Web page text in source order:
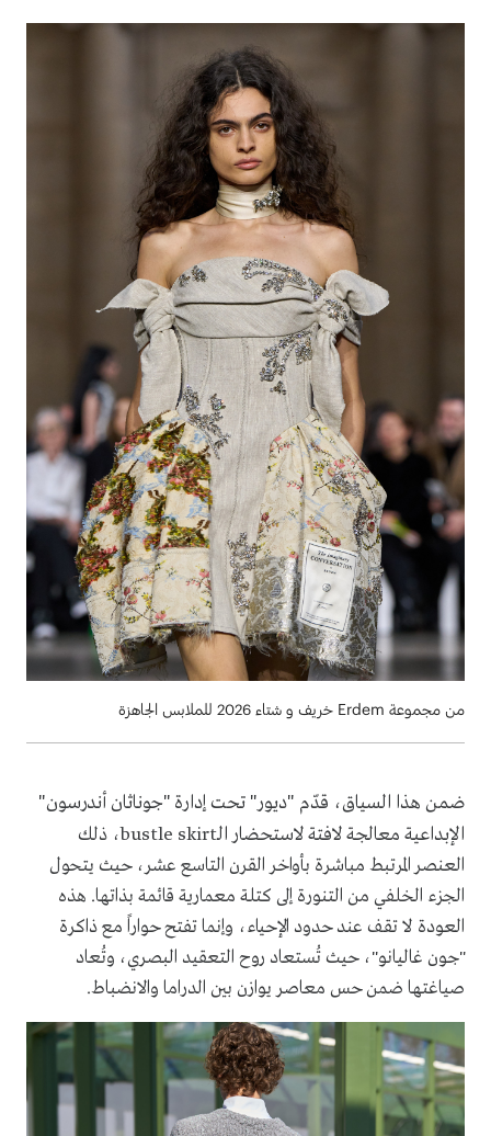
من مجموعة Erdem خريف و شتاء 2026 للملابس الجاهزة
ضمن هذا السياق، قدّم "ديور" تحت إدارة "جوناثان أندرسون"
الإبداعية معالجة لافتة لاستحضار الـ
bustle skirt، ذلك
العنصر المرتبط مباشرة بأواخر القرن التاسع عشر، حيث يتحول
الجزء الخلفي من التنورة إلى كتلة معمارية قائمة بذاتها. هذه
العودة لا تقف عند حدود الإحياء، وإنما تفتح حواراً مع ذاكرة
"جون غاليانو"، حيث تُستعاد روح التعقيد البصري، وتُعاد
صياغتها ضمن حس معاصر يوازن بين الدراما والانضباط.